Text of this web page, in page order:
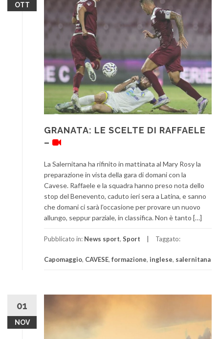
OTT
GRANATA: LE SCELTE DI RAFFAELE
–
La Salernitana ha rifinito in mattinata al Mary Rosy la
preparazione in vista della gara di domani con la
Cavese. Raffaele e la squadra hanno preso nota dello
stop del Benevento, caduto ieri sera a Latina, e sanno
che domani ci sarà l’occasione per provare un nuovo
allungo, seppur parziale, in classifica. Non è tanto […]
Pubblicato in: News sport, Sport Taggato:
Capomaggio, CAVESE, formazione, inglese, salernitana
01
NOV